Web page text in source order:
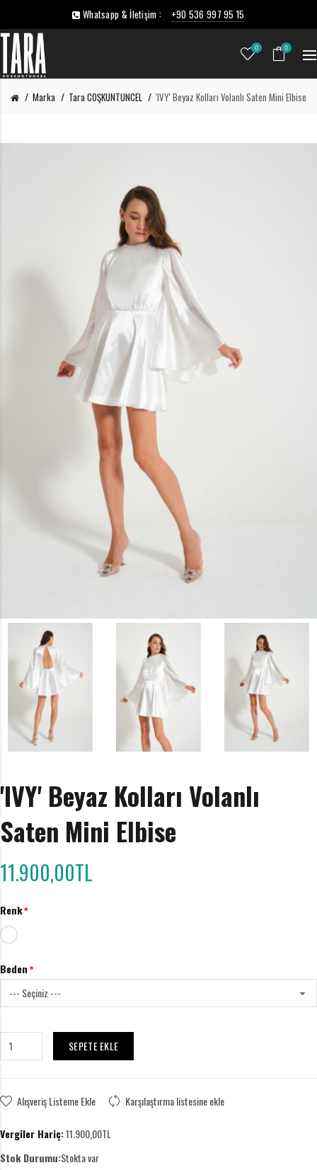
Whatsapp & İletişim : +90 536 997 95 15
0 0
Marka Tara COŞKUNTUNCEL 'IVY' Beyaz Kolları Volanlı Saten Mini Elbise
'IVY' Beyaz Kolları Volanlı
Saten Mini Elbise
11.900,00TL
Renk
Beden
SEPETE EKLE
Alışveriş Listeme Ekle Karşılaştırma listesine ekle
Vergiler Hariç:11.900,00TL
Stok Durumu:Stokta var